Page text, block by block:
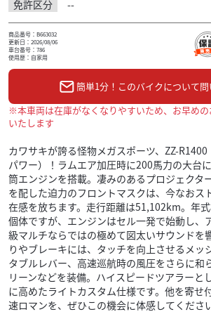
免許区分
--
商品番号：B663032
更新日：2026/08/06
車台番号：786
使用歴：自家用
簡単1分！このバイクについて
※本車両は在庫がなくなりやすいため、お早め
いたします
カワサキが誇る怪物メガスポーツ、ZZ-
パワー）！ラムエア加圧時に200馬力の大台
筒エンジンを搭載。凄みのあるプロジェクタ
を配した迫力のフロントマスクは、今なおス
在感を放ちます。走行距離は51,102km。年
個体ですが、エンジンはセル一発で始動し、
級マルチならではの極めて図太いサウンドを
りやブレーキには、タッチを向上させるメッ
タブルレバー、高速巡航時の風圧をさらに和
リーンなどを装備。ハイスピードツアラーと
に高めたライトカスタム仕様です。他を寄せ
速ロマンを、ぜひこの機会に体感してくださ